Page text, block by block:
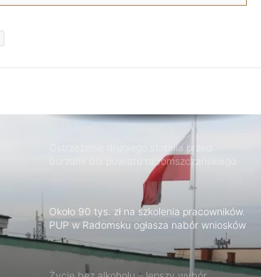
burzami dla powiatu radomszczańskiego
Około 90 tys. zł na szkolenia pracowników.
PUP w Radomsku ogłasza nabór wniosków
Życie bez alkoholu – lepszy wybór.
Radomsko włącza się w Miesiąc
Trzeźwości